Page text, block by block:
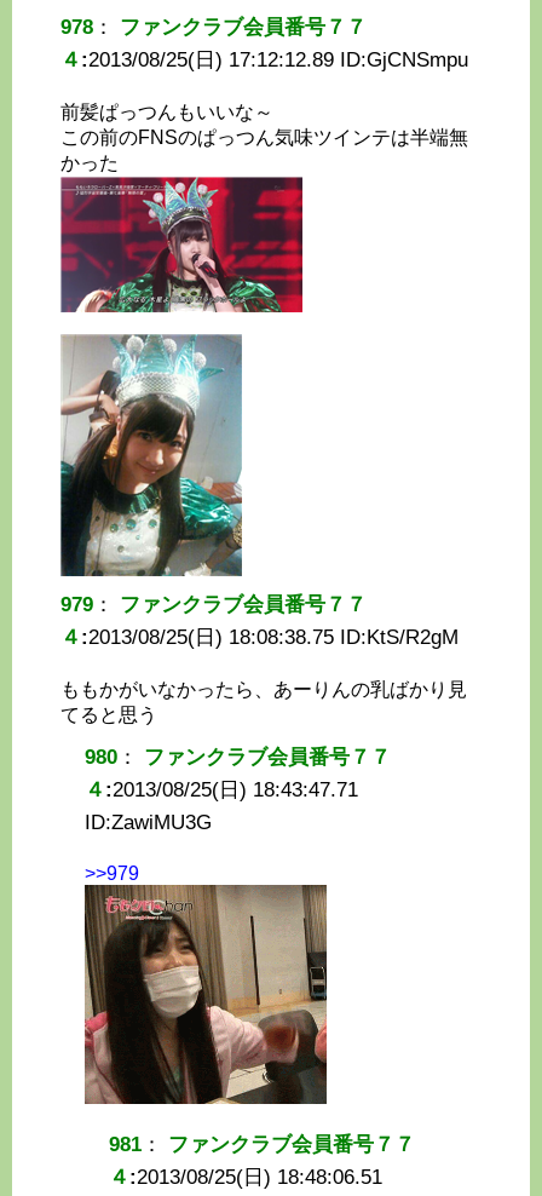
978 ： ファンクラブ会員番号７７
４ :2013/08/25(日) 17:12:12.89 ID:GjCNSmpu
前髪ぱっつんもいいな～
この前のFNSのぱっつん気味ツインテは半端無
かった
979 ： ファンクラブ会員番号７７
４ :2013/08/25(日) 18:08:38.75 ID:KtS/R2gM
ももかがいなかったら、あーりんの乳ばかり見
てると思う
980 ： ファンクラブ会員番号７７
４ :2013/08/25(日) 18:43:47.71
ID:ZawiMU3G
>>979
981 ： ファンクラブ会員番号７７
４ :2013/08/25(日) 18:48:06.51